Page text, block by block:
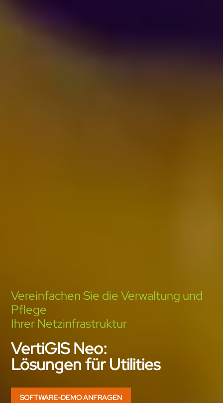
Vereinfachen Sie die Verwaltung und
Pflege
Ihrer Netzinfrastruktur
VertiGIS Neo:
Lösungen für Utilities
SOFTWARE-DEMO ANFRAGEN